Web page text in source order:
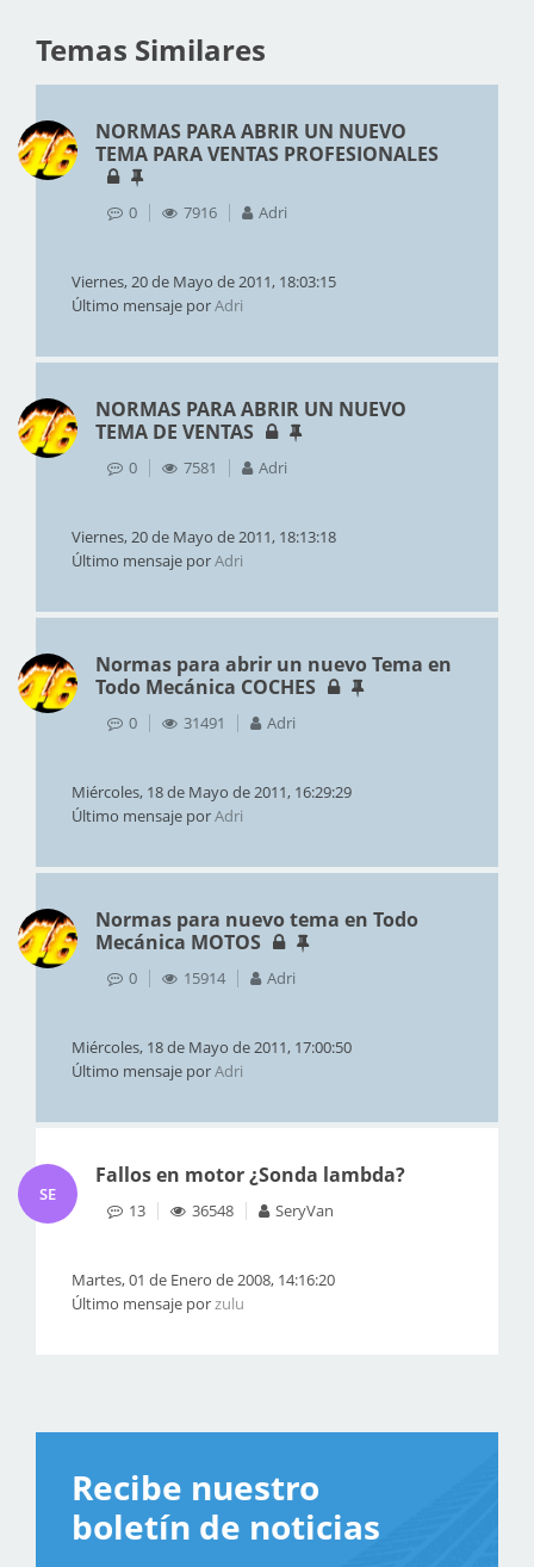
Temas Similares
NORMAS PARA ABRIR UN NUEVO
TEMA PARA VENTAS PROFESIONALES
0 7916 Adri
Viernes, 20 de Mayo de 2011, 18:03:15
Último mensaje porAdri
NORMAS PARA ABRIR UN NUEVO
TEMA DE VENTAS
0 7581 Adri
Viernes, 20 de Mayo de 2011, 18:13:18
Último mensaje porAdri
Normas para abrir un nuevo Tema en
Todo Mecánica COCHES
0 31491 Adri
Miércoles, 18 de Mayo de 2011, 16:29:29
Último mensaje porAdri
Normas para nuevo tema en Todo
Mecánica MOTOS
0 15914 Adri
Miércoles, 18 de Mayo de 2011, 17:00:50
Último mensaje porAdri
SE
Fallos en motor ¿Sonda lambda?
13 36548 SeryVan
Martes, 01 de Enero de 2008, 14:16:20
Último mensaje porzulu
Recibe nuestro
boletín de noticias